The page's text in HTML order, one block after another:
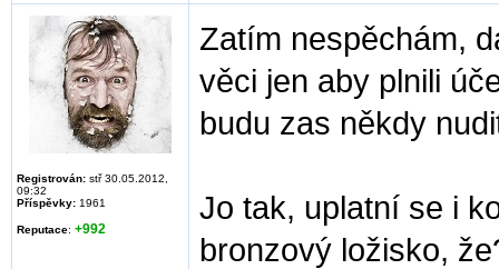
Registrován: stř 30.05.2012,
09:32
Příspěvky: 1961
Reputace: +992
Zatím nespěchám,
věci jen aby plnili
budu zas někdy
Jo tak, uplatní se i
bronzový ložisko,